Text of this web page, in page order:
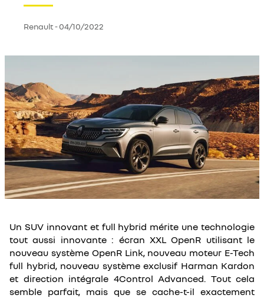
Renault-04/10/2022
Un SUV innovant et full hybrid mérite une technologie
tout aussi innovante : écran XXL OpenR utilisant le
nouveau système OpenR Link, nouveau moteur E-Tech
full hybrid, nouveau système exclusif Harman Kardon
et direction intégrale 4Control Advanced. Tout cela
semble parfait, mais que se cache-t-il exactement